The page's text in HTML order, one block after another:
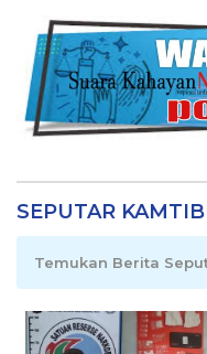
SEPUTAR
Temukan Berita